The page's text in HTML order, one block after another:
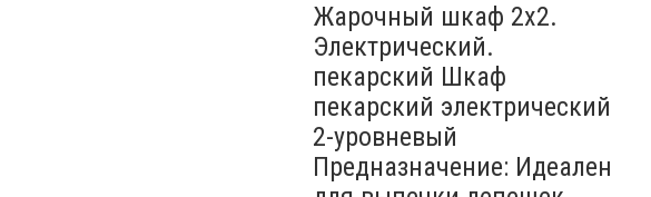
Жарочный шкаф 2х2.
Электрический.
пекарский Шкаф
пекарский электрический
2-уровневый
Предназначение: Идеален